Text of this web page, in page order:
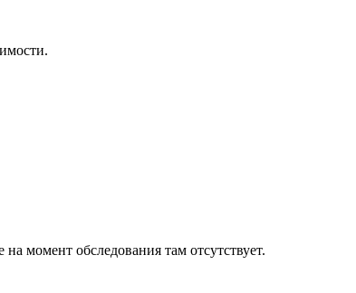
момент обследования там отсутствует.